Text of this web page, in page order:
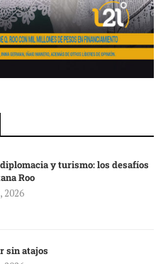
y turismo: los desafíos
Roo
2026
sin atajos